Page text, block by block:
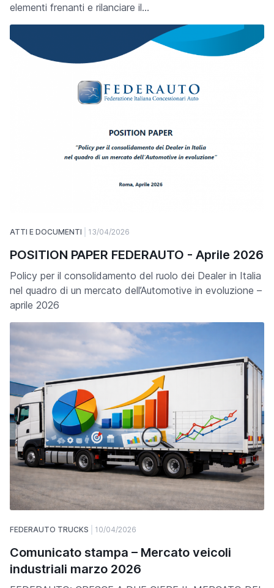
elementi frenanti e rilanciare il…
ATTI E DOCUMENTI 13/04/2026
POSITION PAPER FEDERAUTO - Aprile 2026
Policy per il consolidamento del ruolo dei Dealer in Italia
nel quadro di un mercato dell’Automotive in evoluzione –
aprile 2026
FEDERAUTO TRUCKS 10/04/2026
Comunicato stampa – Mercato veicoli
industriali marzo 2026